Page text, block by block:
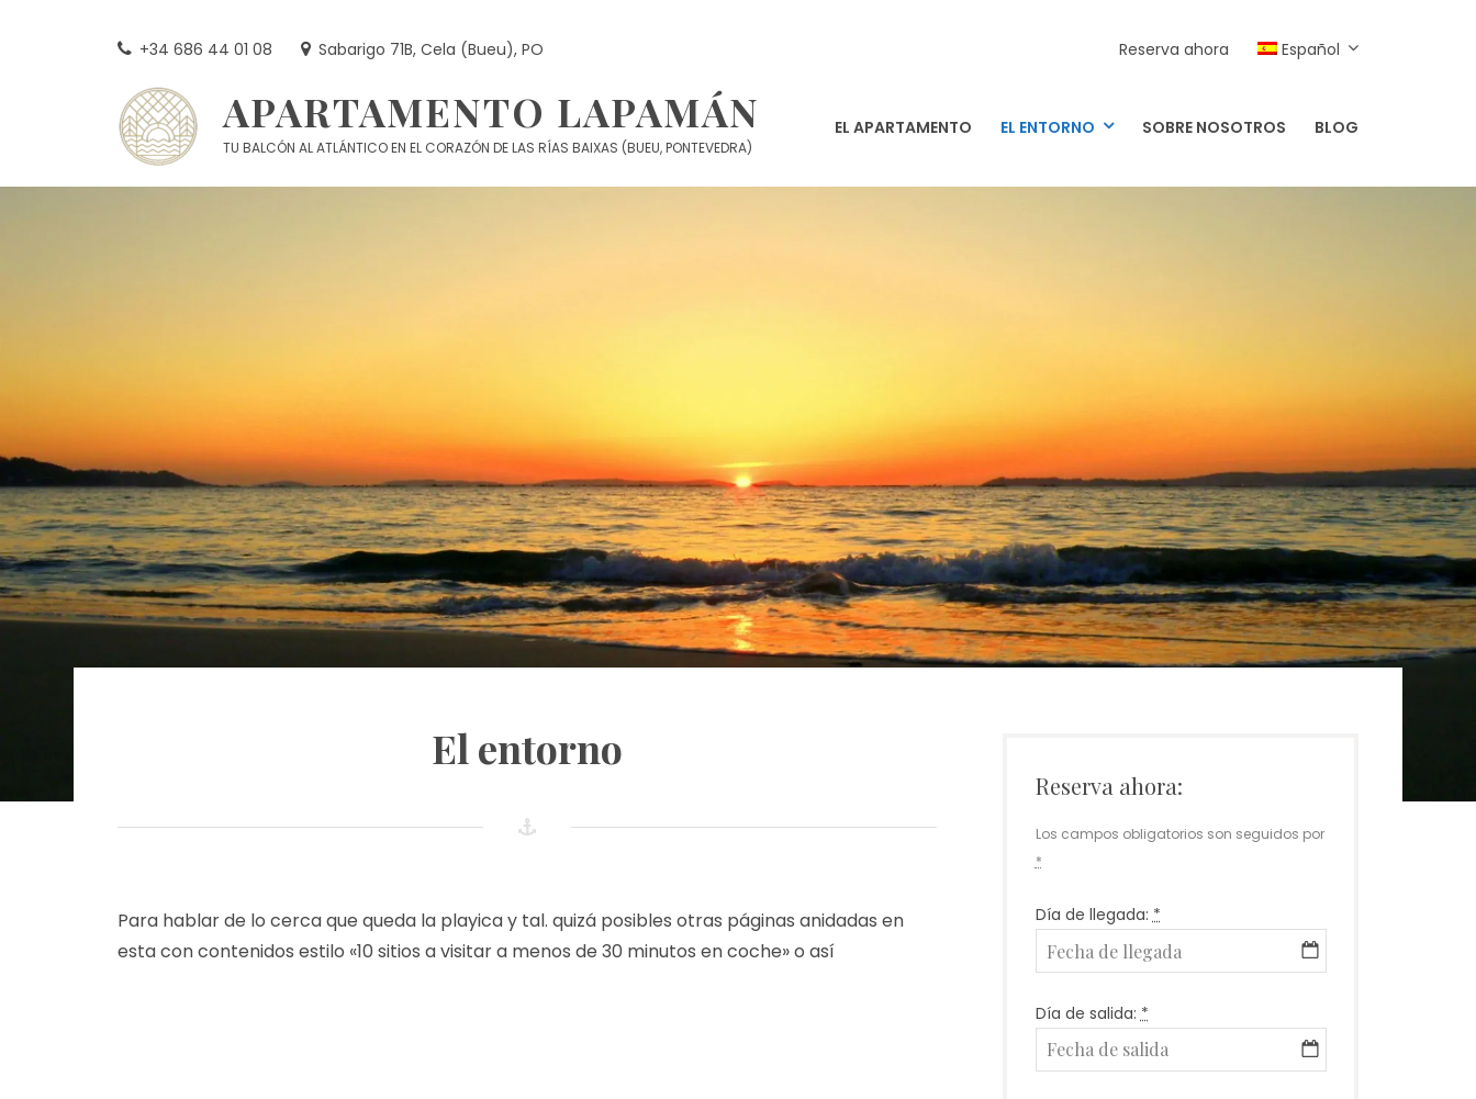
+34 686 44 01 08 Sabarigo 71B, Cela (Bueu), PO Reserva ahora Español
APARTAMENTO LAPAMÁN
TU BALCÓN AL ATLÁNTICO EN EL CORAZÓN DE LAS RÍAS BAIXAS (BUEU, PONTEVEDRA)
EL APARTAMENTO EL ENTORNO SOBRE NOSOTROS BLOG
El entorno
Para hablar de lo cerca que queda la playica y tal. quizá posibles otras páginas anidadas en
esta con contenidos estilo «10 sitios a visitar a menos de 30 minutos en coche» o así
Reserva ahora:
Los campos obligatorios son seguidos por
*
Día de llegada:*
Día de salida: *